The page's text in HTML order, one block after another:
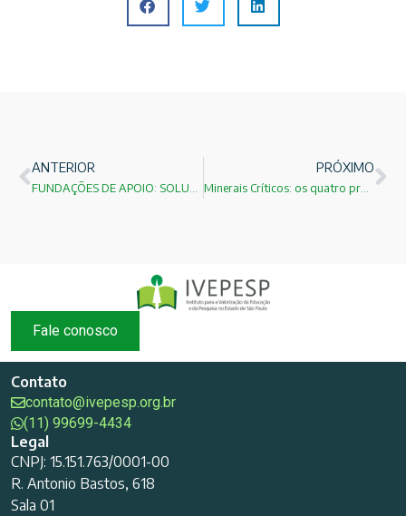
ANTERIOR PRÓXIMO
Minerais Críticos: os quatro projetos estratégicos apoiados pela União Europeia e a oportunidade histórica para o Brasil
Fale conosco
Contato
contato@ivepesp.org.br
(11) 99699-4434
Legal
CNPJ: 15.151.763/0001-00
R. Antonio Bastos, 618
Sala 01